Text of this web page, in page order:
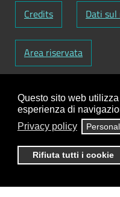
Questo sito web
esperienza di
Privacy policy
Rifiuta tutti i cookie
Credits Dati
Area riservata
Codice Fiscale:
01129720759-
UFY1HC
contenuti:Antonio
ClioCom© copyright